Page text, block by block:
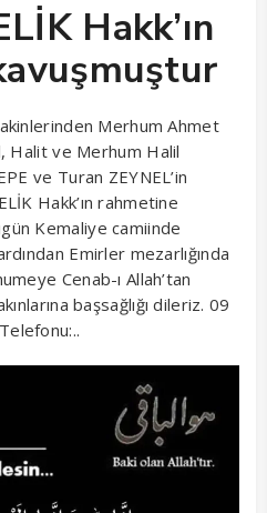
Hakk’ın
Merhum Ahmet
Halit ve Merhum Halil
ve Turan ZEYNEL’in
Hakk’ın rahmetine
Kemaliye camiinde
Emirler mezarlığında
Cenab-ı Allah’tan
başsağlığı dileriz. 09